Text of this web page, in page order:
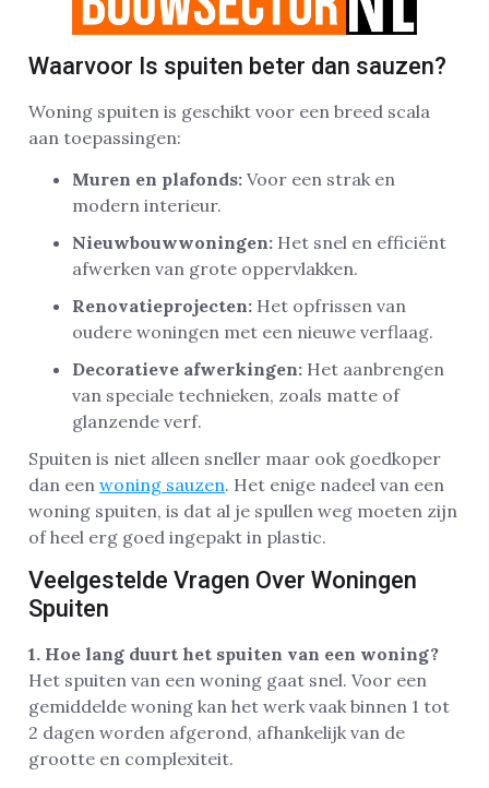
Waarvoor Is spuiten beter dan sauzen?
Woning spuiten is geschikt voor een breed scala
aan toepassingen:
Muren en plafonds: Voor een strak en
modern interieur.
Nieuwbouwwoningen: Het snel en efficiënt
afwerken van grote oppervlakken.
Renovatieprojecten: Het opfrissen van
oudere woningen met een nieuwe verflaag.
Decoratieve afwerkingen: Het aanbrengen
van speciale technieken, zoals matte of
glanzende verf.
Spuiten is niet alleen sneller maar ook goedkoper
dan een woning sauzen. Het enige nadeel van een
woning spuiten, is dat al je spullen weg moeten zijn
of heel erg goed ingepakt in plastic.
Veelgestelde Vragen Over Woningen
Spuiten
1. Hoe lang duurt het spuiten van een woning?
Het spuiten van een woning gaat snel. Voor een
gemiddelde woning kan het werk vaak binnen 1 tot
2 dagen worden afgerond, afhankelijk van de
grootte en complexiteit.